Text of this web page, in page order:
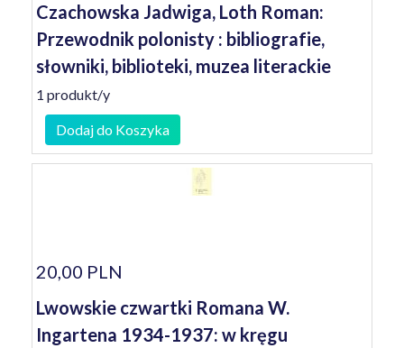
Czachowska Jadwiga, Loth Roman:
Przewodnik polonisty : bibliografie,
słowniki, biblioteki, muzea literackie
1 produkt/y
Dodaj do Koszyka
20,00 PLN
Lwowskie czwartki Romana W.
Ingartena 1934-1937: w kręgu